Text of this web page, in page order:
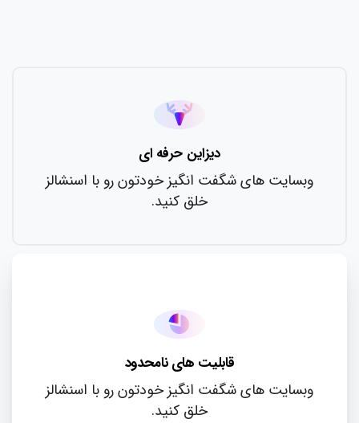
دیزاین حرفه ای
وبسایت های شگفت انگیز خودتون رو با اسنشالز
خلق کنید.
قابلیت های نامحدود
وبسایت های شگفت انگیز خودتون رو با اسنشالز
خلق کنید.